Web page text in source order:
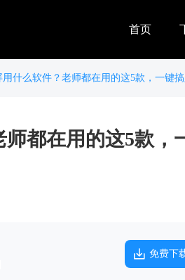
首页
用什么软件？老师都在用的这5款，一键
都在用的这5款，
免费下